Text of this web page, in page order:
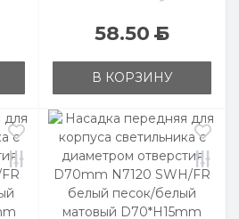
58.50Б
В КОРЗИНУ